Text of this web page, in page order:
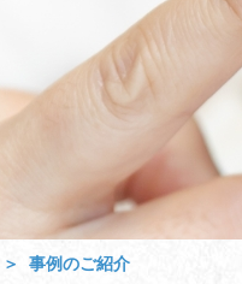
＞ 事例のご紹介